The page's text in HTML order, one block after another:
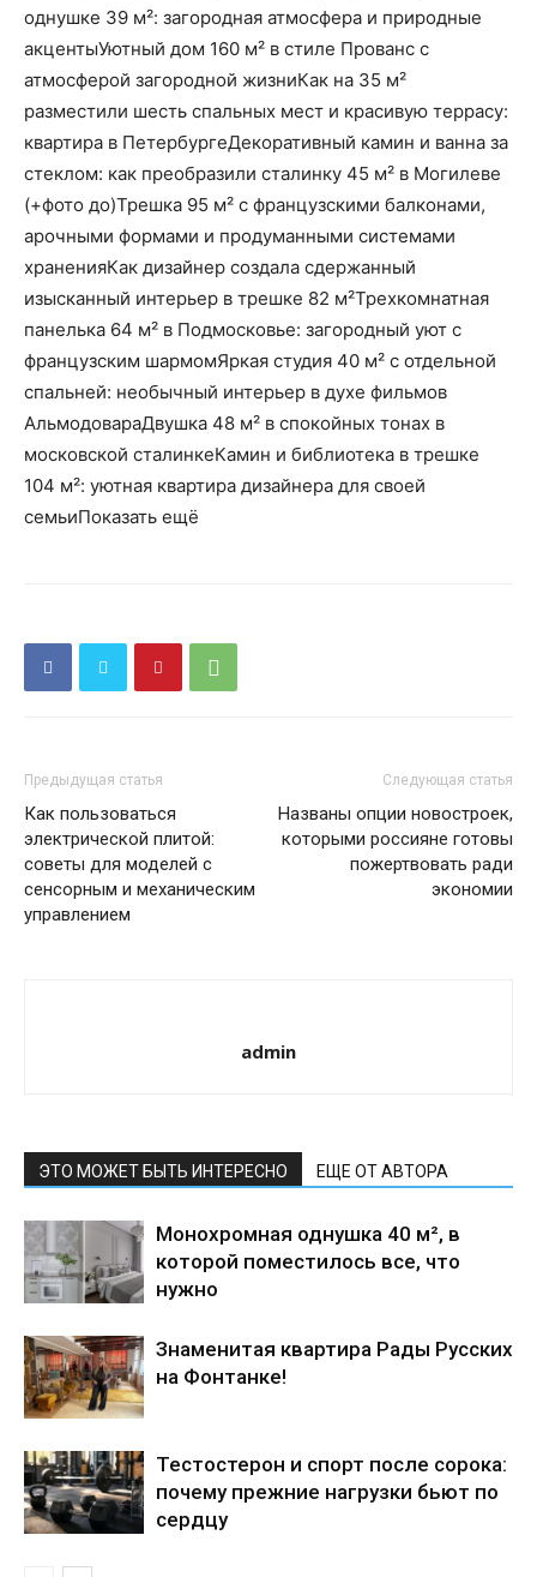
однушке 39 м²: загородная атмосфера и природные
акцентыУютный дом 160 м² в стиле Прованс с
атмосферой загородной жизниКак на 35 м²
разместили шесть спальных мест и красивую террасу:
квартира в ПетербургеДекоративный камин и ванна за
стеклом: как преобразили сталинку 45 м² в Могилеве
(+фото до)Трешка 95 м² с французскими балконами,
арочными формами и продуманными системами
храненияКак дизайнер создала сдержанный
изысканный интерьер в трешке 82 м²Трехкомнатная
панелька 64 м² в Подмосковье: загородный уют с
французским шармомЯркая студия 40 м² с отдельной
спальней: необычный интерьер в духе фильмов
АльмодовараДвушка 48 м² в спокойных тонах в
московской сталинкеКамин и библиотека в трешке
104 м²: уютная квартира дизайнера для своей
семьиПоказать ещё
Предыдущая статья
Как пользоваться
электрической плитой:
советы для моделей с
сенсорным и механическим
управлением
Следующая статья
Названы опции новостроек,
которыми россияне готовы
пожертвовать ради
экономии
admin
ЭТО МОЖЕТ БЫТЬ ИНТЕРЕСНО ЕЩЕ ОТ АВТОРА
Монохромная однушка 40 м², в
которой поместилось все, что
нужно
Знаменитая квартира Рады Русских
на Фонтанке!
Тестостерон и спорт после сорока:
почему прежние нагрузки бьют по
сердцу